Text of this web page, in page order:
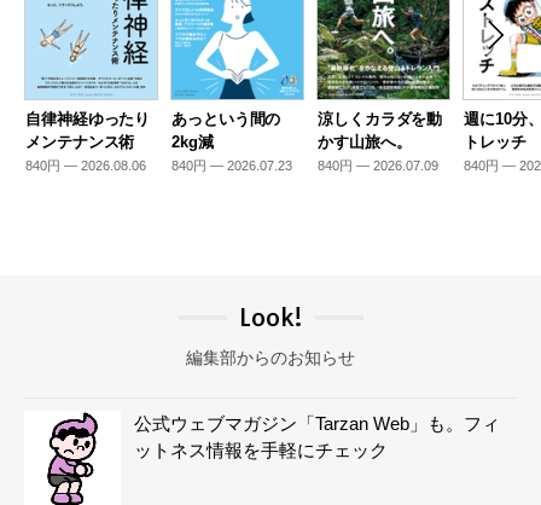
自律神経ゆったり
メンテナンス術
840円 — 2026.08.06
あっという間の
2kg減
840円 — 2026.07.23
涼しくカラダを動
かす山旅へ。
840円 — 2026.07.09
週に10分
トレッチ
840円 —
Look!
編集部からのお知らせ
公式ウェブマガジン「Tarzan Web」も。フィ
ットネス情報を手軽にチェック